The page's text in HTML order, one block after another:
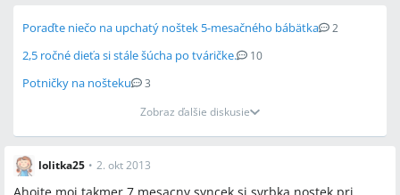
Poraďte niečo na upchatý noštek 5-mesačného bábätka 2
2,5 ročné dieťa si stále šúcha po tváričke. 10
Potničky na nošteku
3
Zobraz ďalšie diskusie
lolitka25 • 2. okt 2013